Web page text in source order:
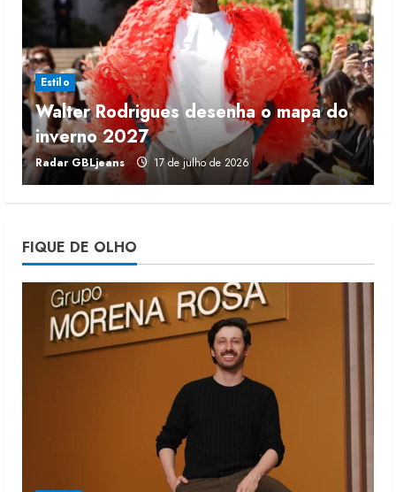
3
Renata Caixeta assume Movimento
Sou de Algodão
5 de agosto de 2026
4
Fakini prevê R$345 milhões de
receita em 2026
4 de agosto de 2026
5
Projeto testa passaporte digital na
moda nacional
4 de agosto de 2026
Estilo
Walter Rodrigues desenha o mapa do
inverno 2027
Radar GBLjeans 17 de julho de 2026
FIQUE DE OLHO